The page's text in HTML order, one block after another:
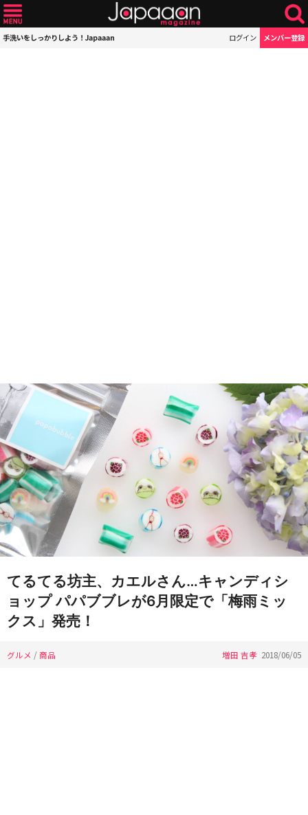
手洗いをしっかりしよう！Japaaan ログイン メンバー登録
てるてる坊主、カエルさん…キャンディシ
ョップ パパブブレが6月限定で「梅雨ミッ
クス」発売！
グルメ /商品 増田 吉孝 2018/06/05